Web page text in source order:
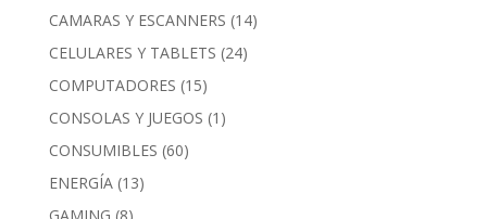
CAMARAS Y ESCANNERS (14)
CELULARES Y TABLETS (24)
COMPUTADORES (15)
CONSOLAS Y JUEGOS (1)
CONSUMIBLES (60)
ENERGÍA (13)